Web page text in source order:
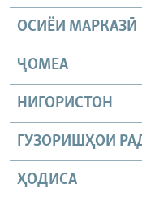
ОСИЁИ МАРКАЗӢ
ҶОМEА
НИГОРИСТОН
ГУЗОРИШҲОИ
ҲОДИСА